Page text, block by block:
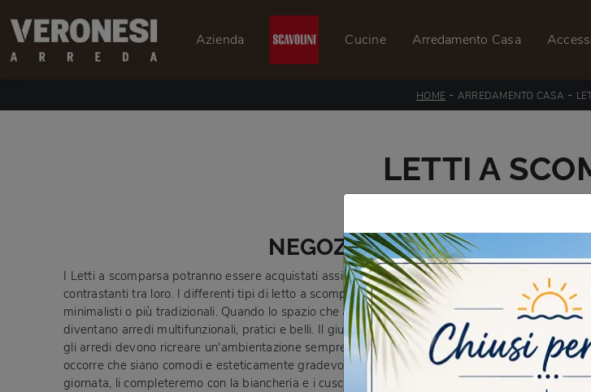
Azienda Cucine Arredamento Casa
HOME - ARREDAMENTO CASA -
LETTI A
NEGOZIO DI LETTI
I Letti a scomparsa potranno essere acquistati assieme a librerie, armadi, comodini, comò e
contrastanti tra loro. I differenti tipi di letto a scomparsa dei migliori brand in commercio sono
minimalisti o più tradizionali. Quando lo spazio che avete non è tanto, si trovano in commercio
diventano arredi multifunzionali, pratici e belli. Il giusto tipo di letto è da scegliere a seconda
gli arredi devono ricreare un'ambientazione sempre rilassante e piacevole. La camera è il
occorre che siano comodi e esteticamente gradevoli, organizzano gli spazi con logica e
giornata, li completeremo con la biancheria e i cuscini di qualità, in modo che possano garantirci